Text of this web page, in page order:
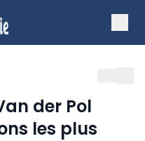
der Pol
les plus